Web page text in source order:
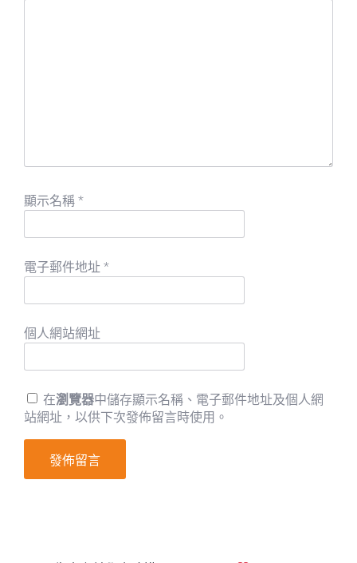
顯示名稱 *
電子郵件地址 *
個人網站網址
在瀏覽器中儲存顯示名稱、電子郵件地址及個人網
站網址，以供下次發佈留言時使用。